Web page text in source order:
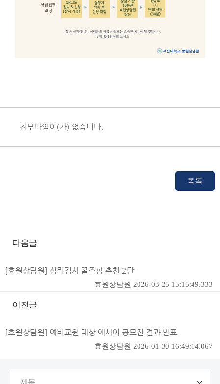
첨부파일이(가) 없습니다.
다음글
[효원상담원] 심리검사 꿀조합 추천 2탄
효원상담원 2026-03-25 15:15:49.333
이전글
[효원상담원] 예비교원 대상 에세이 공모전 결과 발표
효원상담원 2026-01-30 16:49:14.067